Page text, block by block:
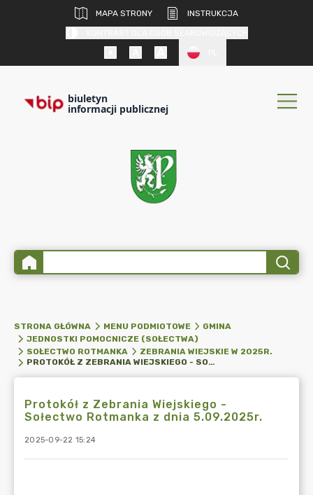
MAPA STRONY
INSTRUKCJA
biuletyn
informacji publicznej
STRONA GŁÓWNA MENU PODMIOTOWE
GMINA
JEDNOSTKI POMOCNICZE (SOŁECTWA)
SOŁECTWO ROTMANKA
ZEBRANIA WIEJSKIE W 2025R.
PROTOKÓŁ Z ZEBRANIA WIEJSKIEGO - SOŁECTWO ROTMANKA Z DNIA 5.09.2025R.
Protokół z Zebrania Wiejskiego -
Sołectwo Rotmanka z dnia 5.09.2025r.
2025-09-22 15:24